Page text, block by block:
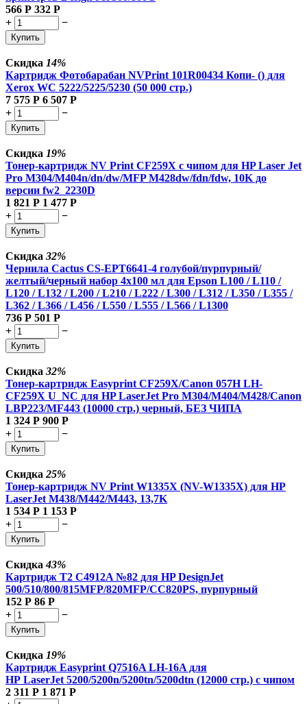
566 Р 332 Р
+
−
Купить
Скидка 14%
Картридж Фотобарабан NVPrint 101R00434 Копи- () для
Xerox WC 5222/5225/5230 (50 000 стр.)
7 575 Р 6 507 Р
+
−
Купить
Скидка 19%
Тонер-картридж NV Print CF259X с чипом для HP Laser Jet
Pro M304/M404n/dn/dw/MFP M428dw/fdn/fdw, 10K до
версии fw2_2230D
1 821 Р 1 477 Р
+
−
Купить
Скидка 32%
Чернила Cactus CS-EPT6641-4 голубой/пурпурный/
желтый/черный набор 4x100 мл для Epson L100 / L110 /
L120 / L132 / L200 / L210 / L222 / L300 / L312 / L350 / L355 /
L362 / L366 / L456 / L550 / L555 / L566 / L1300
736 Р 501 Р
+
−
Купить
Скидка 32%
Тонер-картридж Easyprint CF259X/Canon 057H LH-
CF259X U_NC для HP LaserJet Pro M304/M404/M428/Canon
LBP223/MF443 (10000 стр.) черный, БЕЗ ЧИПА
1 324 Р 900 Р
+
−
Купить
Скидка 25%
Тонер-картридж NV Print W1335X (NV-W1335X) для HP
LaserJet M438/M442/M443, 13,7K
1 534 Р 1 153 Р
+
−
Купить
Скидка43%
Картридж T2 C4912A №82 для HP DesignJet
500/510/800/815MFP/820MFP/CC820PS, пурпурный
152 Р 86 Р
+
−
Купить
Скидка 19%
Картридж Easyprint Q7516A LH-16A для
HP LaserJet 5200/5200n/5200tn/5200dtn (12000 стр.) с чипом
2 311 Р 1 871 Р